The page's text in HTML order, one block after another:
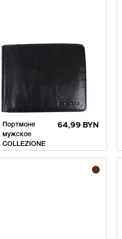
Портмоне
мужское
COLLEZIONE
64,99 BYN